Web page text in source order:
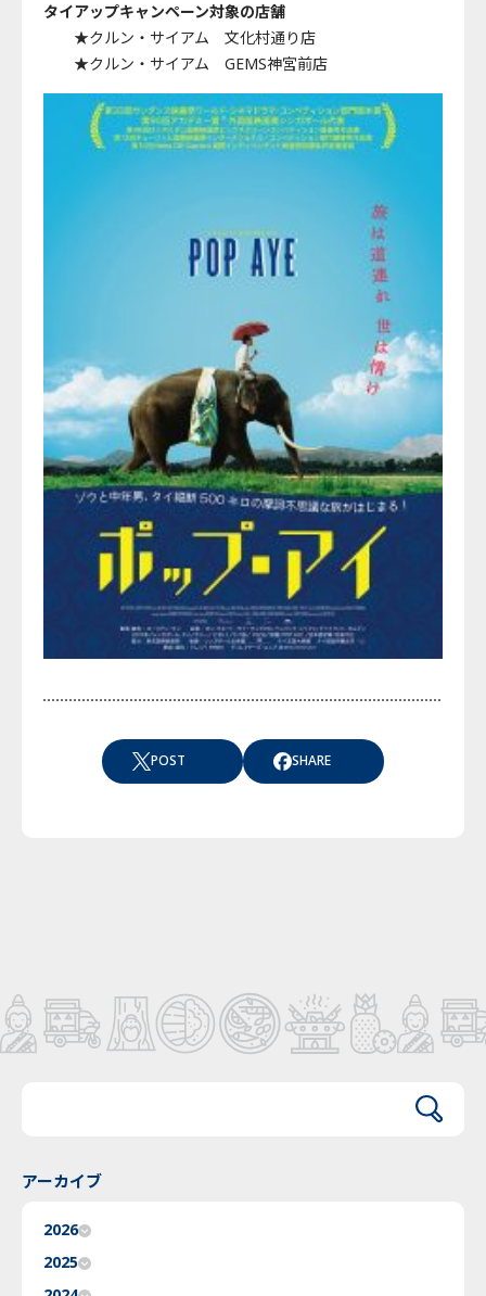
タイアップキャンペーン対象の店舗
★クルン・サイアム 文化村通り店
★クルン・サイアム GEMS神宮前店
POST SHARE
アーカイブ
2026
2025